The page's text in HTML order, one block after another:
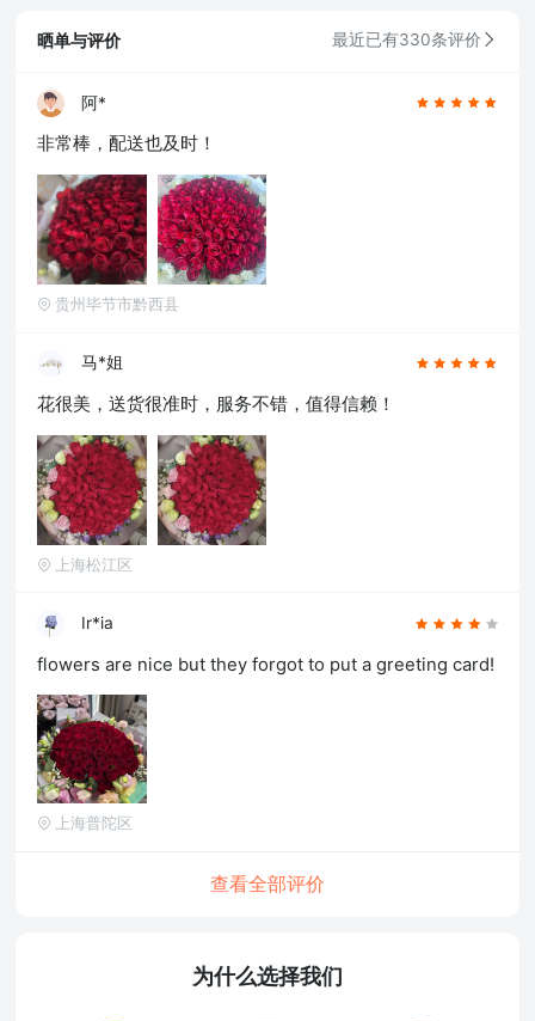
特、沈阳、长春、哈尔滨、南京、杭州、合肥、
晒单与评价 最近已有330条评价
阿*
非常棒，配送也及时！
贵州毕节市黔西县
马*姐
花很美，送货很准时，服务不错，值得信赖！
上海松江区
Ir*ia
flowers are nice but they forgot to put a greeting card!
上海普陀区
查看全部评价
为什么选择我们